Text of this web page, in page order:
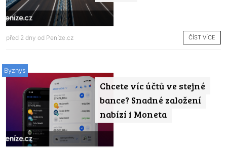
před 2 dny od Peníze.cz ČÍST VÍCE
Chcete víc účtů ve stejné
bance? Snadné založení
nabízí i Moneta
Byznys